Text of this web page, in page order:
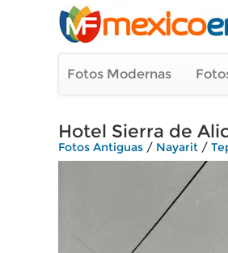
Fotos Modernas
Hotel Sierra de
Fotos Antiguas / Nayarit /